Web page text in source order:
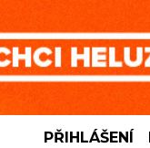
PŘIHLÁŠENÍ